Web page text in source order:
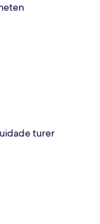
turer